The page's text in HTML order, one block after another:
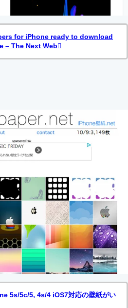
for iPhone ready to download
– The Next Web
5s/5c/5, 4s/4 iOS7対応の壁紙がい